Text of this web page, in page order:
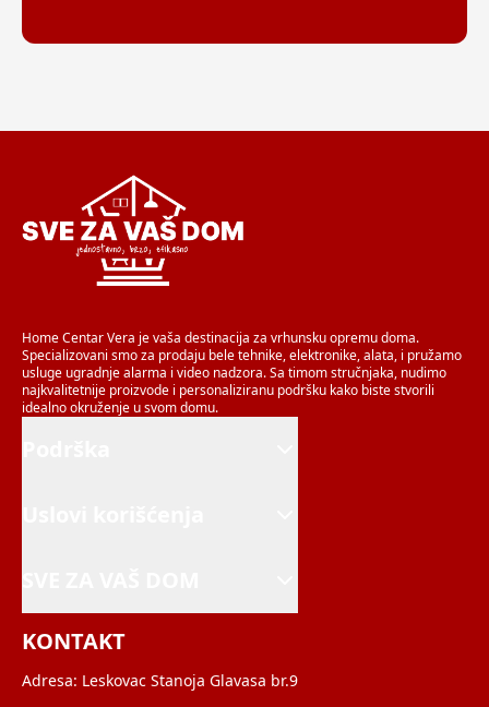
Home Centar Vera je vaša destinacija za vrhunsku opremu doma.
Specializovani smo za prodaju bele tehnike, elektronike, alata, i pružamo
usluge ugradnje alarma i video nadzora. Sa timom stručnjaka, nudimo
najkvalitetnije proizvode i personaliziranu podršku kako biste stvorili
idealno okruženje u svom domu.
KONTAKT
Adresa: Leskovac Stanoja Glavasa br.9